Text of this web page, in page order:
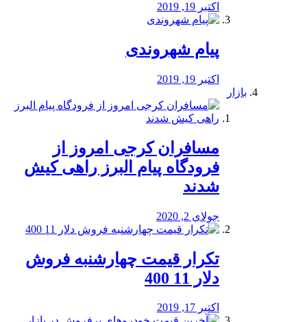
اکتبر 19, 2019
پیام شهروندی
اکتبر 19, 2019
بازار
مسافران کرجی امروز از
فرودگاه پیام البرز راهی کیش
شدند
جولای 2, 2020
تکرار قیمت چهارشنبه فروش
دلار 11 400
اکتبر 17, 2019